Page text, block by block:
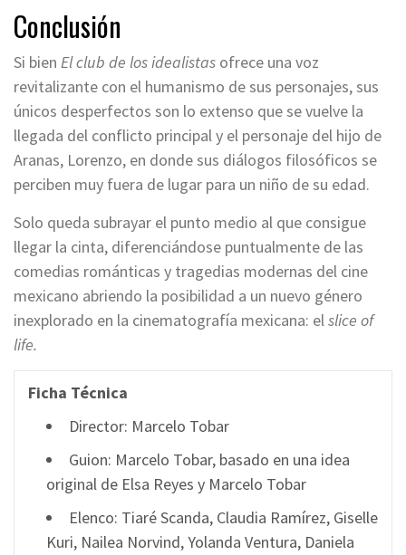
Conclusión
Si bien El club de los idealistas ofrece una voz
revitalizante con el humanismo de sus personajes, sus
únicos desperfectos son lo extenso que se vuelve la
llegada del conflicto principal y el personaje del hijo de
Aranas, Lorenzo, en donde sus diálogos filosóficos se
perciben muy fuera de lugar para un niño de su edad.
Solo queda subrayar el punto medio al que consigue
llegar la cinta, diferenciándose puntualmente de las
comedias románticas y tragedias modernas del cine
mexicano abriendo la posibilidad a un nuevo género
inexplorado en la cinematografía mexicana: elslice of
life.
Ficha Técnica
Director: Marcelo Tobar
Guion: Marcelo Tobar, basado en una idea
original de Elsa Reyes y Marcelo Tobar
Elenco: Tiaré Scanda, Claudia Ramírez, Giselle
Kuri, Nailea Norvind, Yolanda Ventura, Daniela